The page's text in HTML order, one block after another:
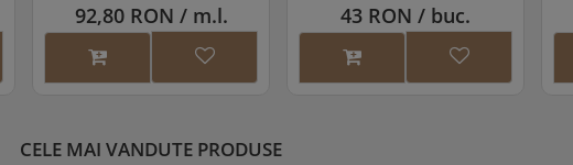
92,80 RON / m.l. 43 RON / buc.
CELE MAI VANDUTE PRODUSE